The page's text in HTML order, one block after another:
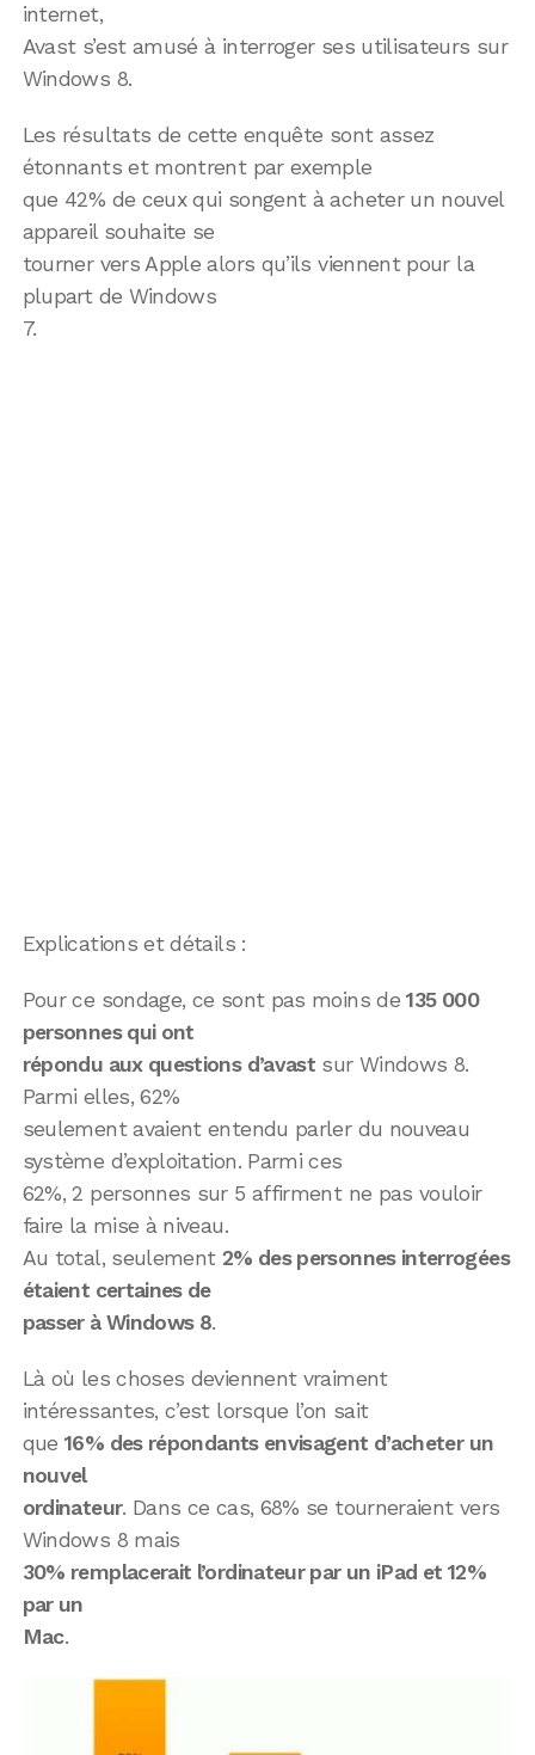
internet,
Avast s’est amusé à interroger ses utilisateurs sur
Windows 8.
Les résultats de cette enquête sont assez
étonnants et montrent par exemple
que 42% de ceux qui songent à acheter un nouvel
appareil souhaite se
tourner vers Apple alors qu’ils viennent pour la
plupart de Windows
7.
Explications et détails :
Pour ce sondage, ce sont pas moins de135 000
personnes qui ont
répondu aux questions d’avast sur Windows 8.
Parmi elles, 62%
seulement avaient entendu parler du nouveau
système d’exploitation. Parmi ces
62%, 2 personnes sur 5 affirment ne pas vouloir
faire la mise à niveau.
Au total, seulement 2% des personnes interrogées
étaient certaines de
passer à Windows 8.
Là où les choses deviennent vraiment
intéressantes, c’est lorsque l’on sait
que16% des répondants envisagent d’acheter un
nouvel
ordinateur. Dans ce cas, 68% se tourneraient vers
Windows 8 mais
30% remplacerait l’ordinateur par un iPad et 12%
par un
Mac.